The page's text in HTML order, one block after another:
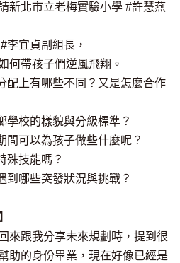
新北市立老梅實驗小學 #許慧燕
#李宜貞副組長 ，
何帶孩子們逆風飛翔。
配上有哪些不同？又是怎麼合作
學校的樣貌與分級標準？
間可以為孩子做些什麼呢？
殊技能嗎？
到哪些突發狀況與挑戰？
】
來跟我分享未來規劃時，提到很
助的身份畢業，現在好像已經是